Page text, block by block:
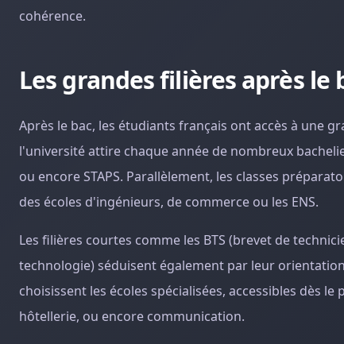
cohérence.
Les grandes filières après le
Après le bac, les étudiants français ont accès à une
l'université attire chaque année de nombreux
ou encore STAPS. Parallèlement, les classes
des écoles d'ingénieurs, de commerce ou les ENS.
Les filières courtes comme les BTS (brevet de
technologie) séduisent également par leur
choisissent les écoles spécialisées, accessibles dès
hôtellerie, ou encore communication.